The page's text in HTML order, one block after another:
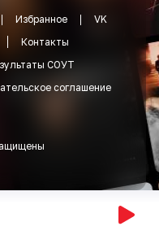
Избранное
VK
Контакты
СОУТ
соглашение